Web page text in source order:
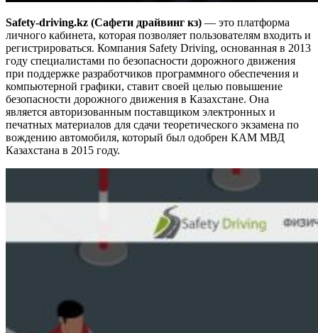
Safety-driving.kz (Сафети драйвинг кз) — это платформа
личного кабинета, которая позволяет пользователям входить и
регистрироваться. Компания Safety Driving, основанная в 2013
году специалистами по безопасности дорожного движения
при поддержке разработчиков программного обеспечения и
компьютерной графики, ставит своей целью повышение
безопасности дорожного движения в Казахстане. Она
является авторизованным поставщиком электронных и
печатных материалов для сдачи теоретического экзамена по
вождению автомобиля, который был одобрен КАМ МВД
Казахстана в 2015 году.